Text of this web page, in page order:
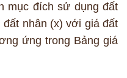
mục đích sử dụng đất
nhân (x) với giá đất
ứng trong Bảng giá